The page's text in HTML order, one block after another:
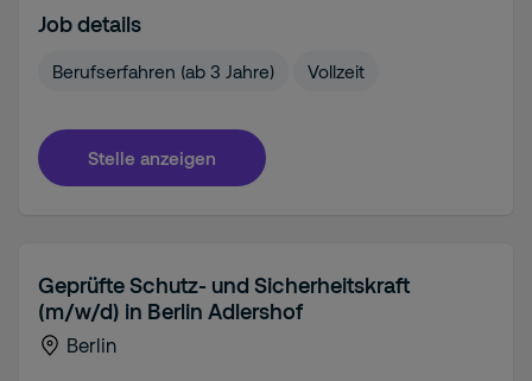
Job details
Berufserfahren (ab 3 Jahre) Vollzeit
Stelle anzeigen
Geprüfte Schutz- und Sicherheitskraft
(m/w/d) in Berlin Adlershof
Berlin